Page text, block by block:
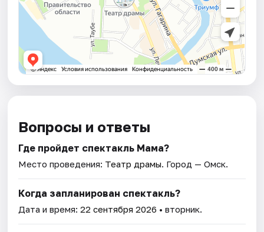
Вопросы и ответы
Где пройдет спектакль Мама?
Место проведения: Театр драмы. Город — Омск.
Когда запланирован спектакль?
Дата и время:22 сентября 2026 • вторник.